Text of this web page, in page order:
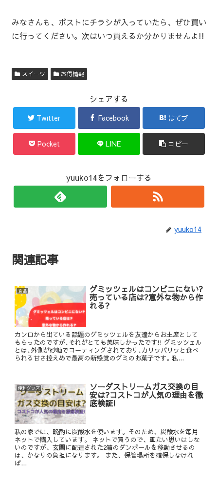
みなさんも、ポストにチラシが入っていたら、ぜひ買い
に行ってください。次はいつ買えるか分かりませんよ!!
スイーツ お得情報
シェアする
Twitter Facebook はてブ
Pocket LINE コピー
yuuko14をフォローする
yuuko14
関連記事
食品 グミッツェルはコンビニにない?
売っている店は?意外な物から作
れる?
カンロから出ている話題のグミッツェルを友達からお土産として
もらったのですが､それがとても美味しかったです!! グミッツェル
とは､外側が砂糖でコーティングされており､カリッパリッと食べ
られる甘さ控えめで最高の新感覚のグミのお菓子です｡ 私...
便利グッズ ソーダストリームガス交換の目
安は?コストコが人気の理由を徹
底検証!
私の家では、晩酌に炭酸水を使います。そのため、炭酸水を毎月
ネットで購入しています。 ネットで買うので、重たい思いはしな
いのですが、玄関に配達された2箱のダンボールを移動させるの
は、かなりの負担になります。 また、保管場所を確保しなけれ
ば...